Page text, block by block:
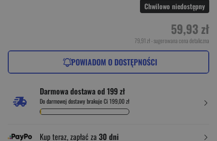
Chwilowo niedostępny
59,93 zł
79,91 zł- sugerowana cena detaliczna
POWIADOM O DOSTĘPNOŚCI
Darmowa dostawa od 199 zł
Do darmowej dostawy brakuje Ci 199,00 zł
Kup teraz, zapłać za 30 dni